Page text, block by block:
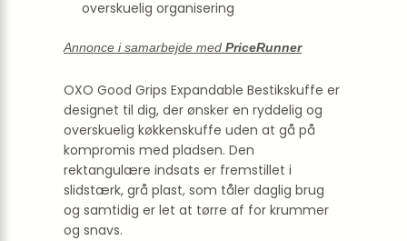
overskuelig organisering
Annonce i samarbejde med PriceRunner
OXO Good Grips Expandable Bestikskuffe er
designet til dig, der ønsker en ryddelig og
overskuelig køkkenskuffe uden at gå på
kompromis med pladsen. Den
rektangulære indsats er fremstillet i
slidstærk, grå plast, som tåler daglig brug
og samtidig er let at tørre af for krummer
og snavs.